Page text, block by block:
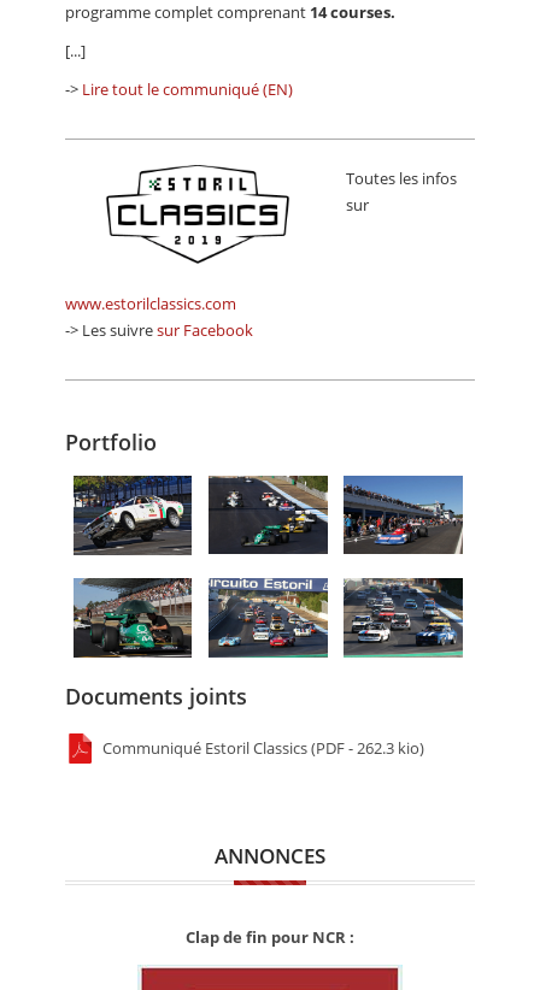
programme complet comprenant 14 courses.
[...]
-> Lire tout le communiqué (EN)
Toutes les infos
sur
www.estorilclassics.com
-> Les suivresur Facebook
Portfolio
Documents joints
Communiqué Estoril Classics (PDF - 262.3 kio)
ANNONCES
Clap de fin pour NCR :